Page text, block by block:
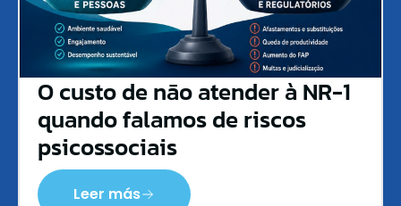
O custo de não atender à NR-1
quando falamos de riscos
psicossociais
Leer más